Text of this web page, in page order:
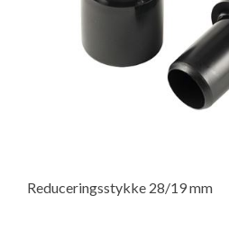
Reduceringsstykke 28/19 mm